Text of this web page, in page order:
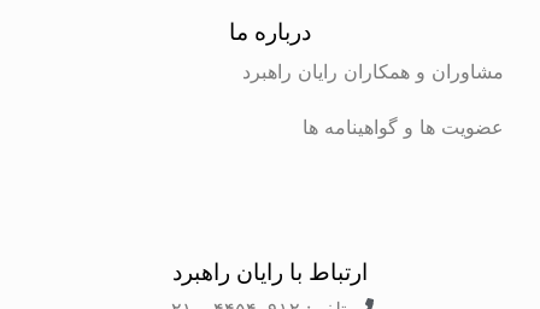
درباره ما
مشاوران و همکاران رایان راهبرد
عضویت ها و گواهینامه ها
ارتباط با رایان راهبرد